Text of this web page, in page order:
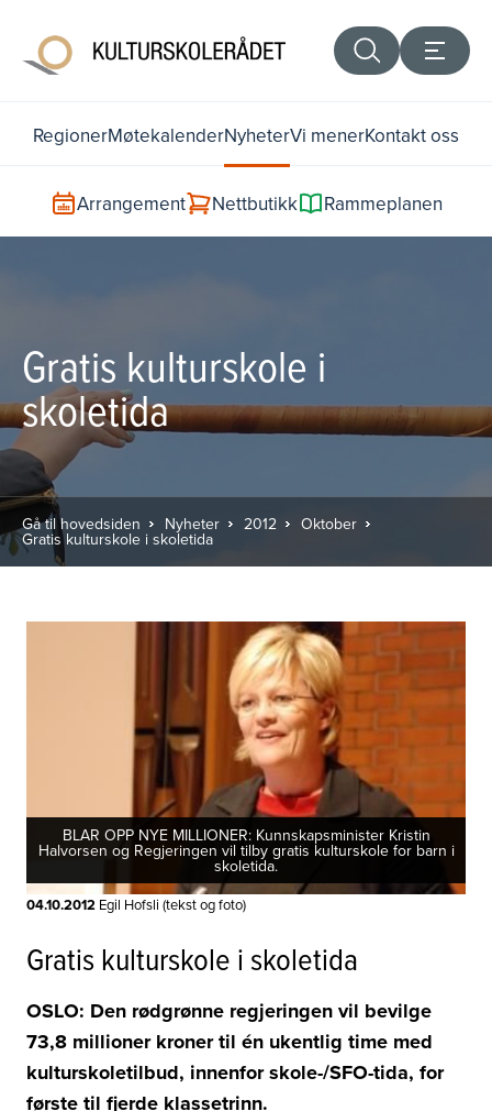
RegionerMøtekalenderNyheterVi menerKontakt oss
Arrangement Nettbutikk Rammeplanen
Gratis kulturskole i
skoletida
Gå til hovedsiden Nyheter 2012 Oktober
Gratis kulturskole i skoletida
BLAR OPP NYE MILLIONER: Kunnskapsminister Kristin
Halvorsen og Regjeringen vil tilby gratis kulturskole for barn i
skoletida.
04.10.2012 Egil Hofsli (tekst og foto)
Gratis kulturskole i skoletida
OSLO: Den rødgrønne regjeringen vil bevilge
73,8 millioner kroner til én ukentlig time med
kulturskoletilbud, innenfor skole-/SFO-tida, for
første til fjerde klassetrinn.